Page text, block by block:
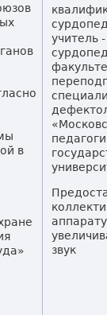
в
учитель -
звук